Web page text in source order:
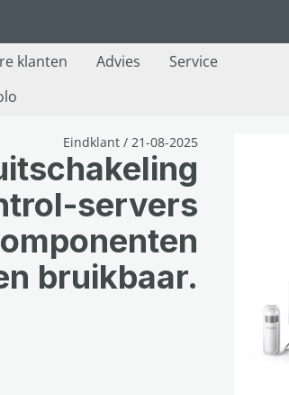
klanten Advies
Service
Eindklant / 21-08-2025
servers
bruikbaar.